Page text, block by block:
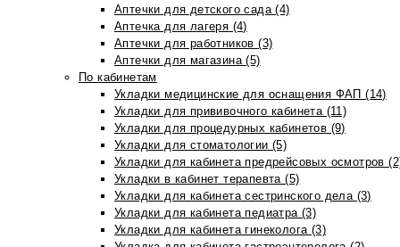
Аптечки для детского сада (4)
Аптечка для лагеря (4)
Аптечки для работников (3)
Аптечки для магазина (5)
По кабинетам
Укладки медицинские для оснащения ФАП (14)
Укладки для прививочного кабинета (11)
Укладки для процедурных кабинетов (9)
Укладки для стоматологии (5)
Укладки для кабинета предрейсовых осмотров
Укладки в кабинет терапевта (5)
Укладки для кабинета сестринского дела (3)
Укладки для кабинета педиатра (3)
Укладки для кабинета гинеколога (3)